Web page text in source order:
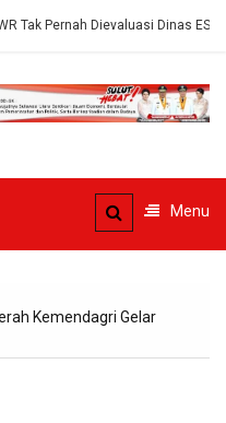
Dievaluasi Dinas ESDM
Menu
Kemendagri Gelar